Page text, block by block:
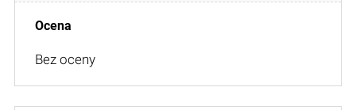
Bez oceny